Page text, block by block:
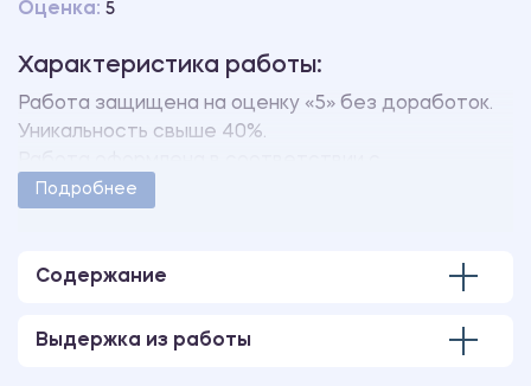
Оценка: 5
Характеристика работы:
Работа защищена на оценку «5» без доработок.
Уникальность свыше 40%.
методическими указаниями учебного заведения.
Подробнее
Содержание
Выдержка из работы